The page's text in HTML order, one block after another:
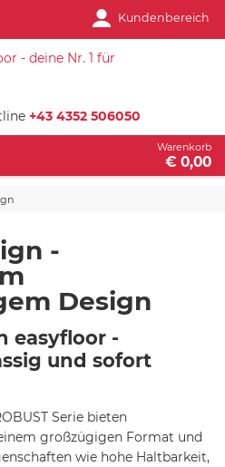
Kundenbereich
+43 4352 506050
Warenkorb
€ 0,00
-
Design
easyfloor -
und sofort
Serie bieten
großzügigen Format und
wie hohe Haltbarkeit,